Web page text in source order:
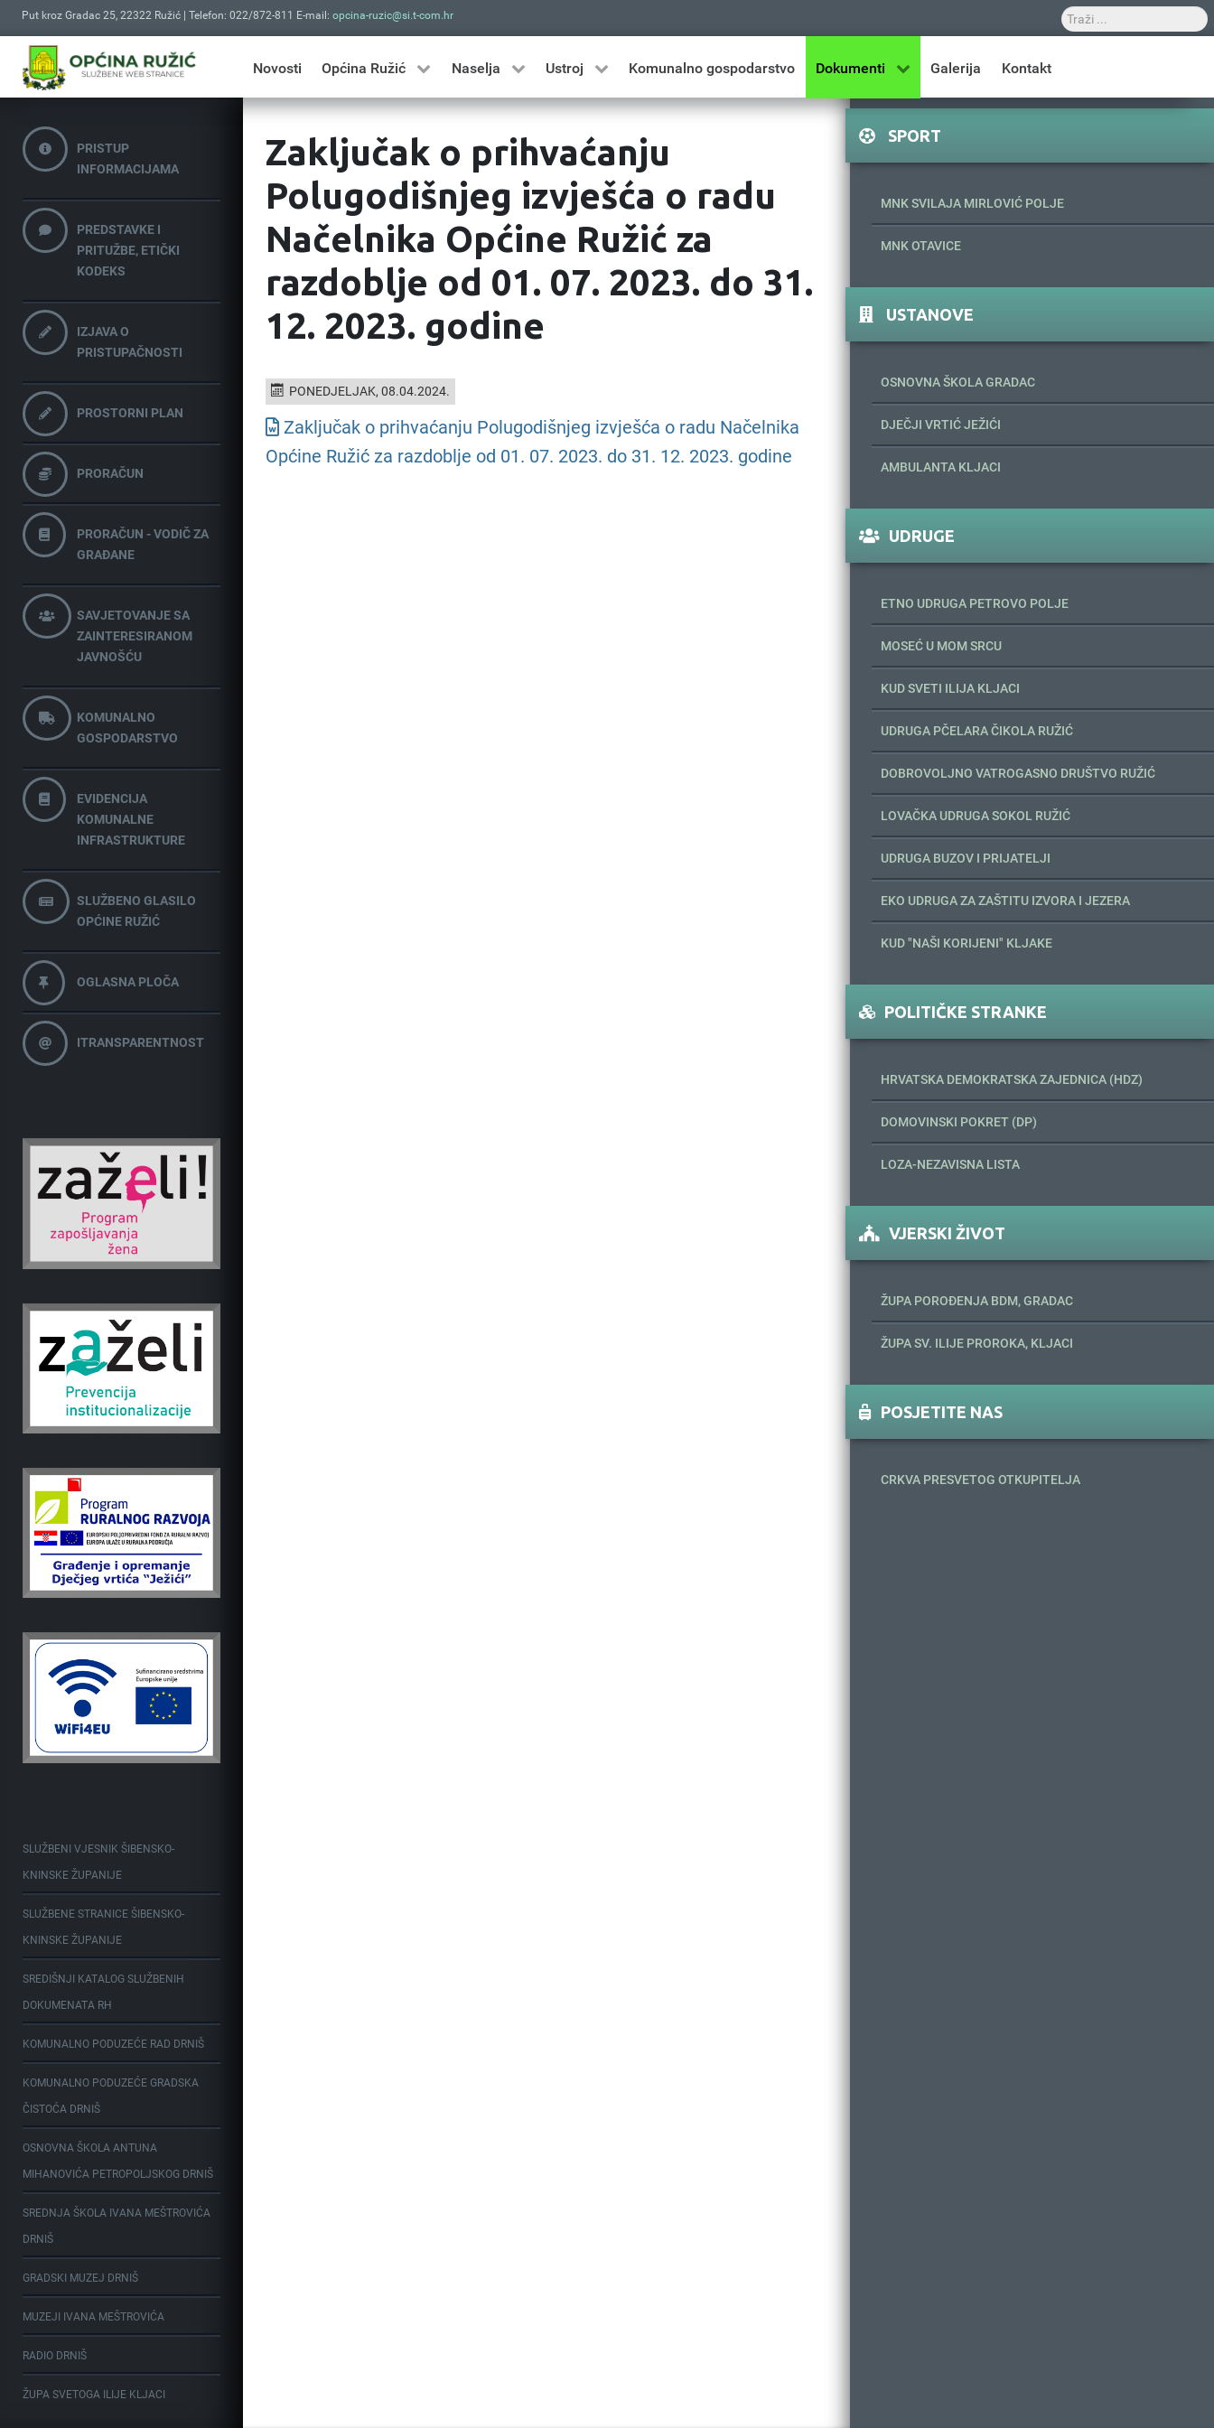
Put kroz Gradac 25, 22322 Ružić | Telefon: 022/872-811 E-mail: opcina-ruzic@si.t-com.hr
Novosti Općina Ružić Naselja Ustroj Komunalno gospodarstvo Dokumenti Galerija Kontakt
PRISTUP
INFORMACIJAMA
PREDSTAVKE I
PRITUŽBE, ETIČKI
KODEKS
IZJAVA O
PRISTUPAČNOSTI
PROSTORNI PLAN
PRORAČUN
PRORAČUN - VODIČ ZA
GRAĐANE
SAVJETOVANJE SA
ZAINTERESIRANOM
JAVNOŠĆU
KOMUNALNO
GOSPODARSTVO
EVIDENCIJA
KOMUNALNE
INFRASTRUKTURE
SLUŽBENO GLASILO
OPĆINE RUŽIĆ
OGLASNA PLOČA
ITRANSPARENTNOST
SLUŽBENI VJESNIK ŠIBENSKO-
KNINSKE ŽUPANIJE
SLUŽBENE STRANICE ŠIBENSKO-
KNINSKE ŽUPANIJE
SREDIŠNJI KATALOG SLUŽBENIH
DOKUMENATA RH
KOMUNALNO PODUZEĆE RAD DRNIŠ
KOMUNALNO PODUZEĆE GRADSKA
ČISTOĆA DRNIŠ
OSNOVNA ŠKOLA ANTUNA
MIHANOVIĆA PETROPOLJSKOG DRNIŠ
SREDNJA ŠKOLA IVANA MEŠTROVIĆA
DRNIŠ
GRADSKI MUZEJ DRNIŠ
MUZEJI IVANA MEŠTROVIĆA
RADIO DRNIŠ
ŽUPA SVETOGA ILIJE KLJACI
Zaključak o prihvaćanju
Polugodišnjeg izvješća o radu
Načelnika Općine Ružić za
razdoblje od 01. 07. 2023. do 31.
12. 2023. godine
PONEDJELJAK, 08.04.2024.
Zaključak o prihvaćanju Polugodišnjeg izvješća o radu Načelnika
Općine Ružić za razdoblje od 01. 07. 2023. do 31. 12. 2023. godine
SPORT
MNK SVILAJA MIRLOVIĆ POLJE
MNK OTAVICE
USTANOVE
OSNOVNA ŠKOLA GRADAC
DJEČJI VRTIĆ JEŽIĆI
AMBULANTA KLJACI
UDRUGE
ETNO UDRUGA PETROVO POLJE
MOSEĆ U MOM SRCU
KUD SVETI ILIJA KLJACI
UDRUGA PČELARA ČIKOLA RUŽIĆ
DOBROVOLJNO VATROGASNO DRUŠTVO RUŽIĆ
LOVAČKA UDRUGA SOKOL RUŽIĆ
UDRUGA BUZOV I PRIJATELJI
EKO UDRUGA ZA ZAŠTITU IZVORA I JEZERA
KUD "NAŠI KORIJENI" KLJAKE
POLITIČKE STRANKE
HRVATSKA DEMOKRATSKA ZAJEDNICA (HDZ)
DOMOVINSKI POKRET (DP)
LOZA-NEZAVISNA LISTA
VJERSKI ŽIVOT
ŽUPA POROĐENJA BDM, GRADAC
ŽUPA SV. ILIJE PROROKA, KLJACI
POSJETITE NAS
CRKVA PRESVETOG OTKUPITELJA